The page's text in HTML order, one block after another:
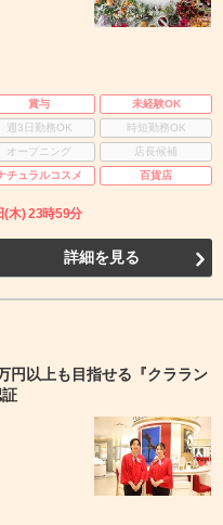
賞与
未経験OK
週3日勤務OK
時短勤務OK
オープニング
店長候補
チュラルコスメ 百貨店
(木) 23時59分
詳細を見る
円以上も目指せる『クララン